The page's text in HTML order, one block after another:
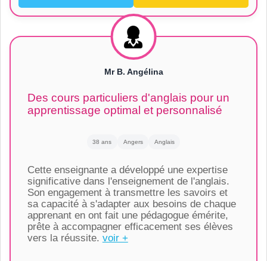
Mr B. Angélina
Des cours particuliers d'anglais pour un
apprentissage optimal et personnalisé
38 ans Angers Anglais
Cette enseignante a développé une expertise
significative dans l'enseignement de l'anglais.
Son engagement à transmettre les savoirs et
sa capacité à s'adapter aux besoins de chaque
apprenant en ont fait une pédagogue émérite,
prête à accompagner efficacement ses élèves
vers la réussite. voir +